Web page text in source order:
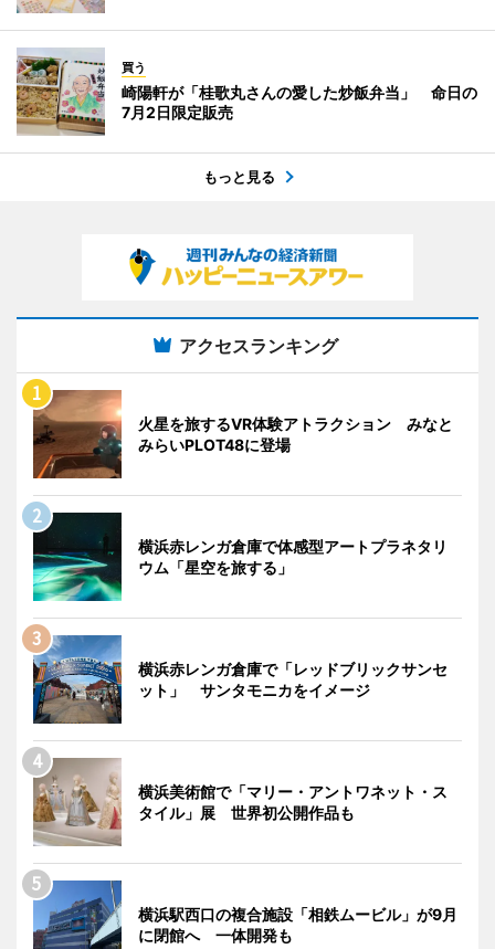
買う
崎陽軒が「桂歌丸さんの愛した炒飯弁当」 命日の
7月2日限定販売
もっと見る
アクセスランキング
火星を旅するVR体験アトラクション みなと
みらいPLOT48に登場
横浜赤レンガ倉庫で体感型アートプラネタリ
ウム「星空を旅する」
横浜赤レンガ倉庫で「レッドブリックサンセ
ット」 サンタモニカをイメージ
横浜美術館で「マリー・アントワネット・ス
タイル」展 世界初公開作品も
横浜駅西口の複合施設「相鉄ムービル」が9月
に閉館へ 一体開発も